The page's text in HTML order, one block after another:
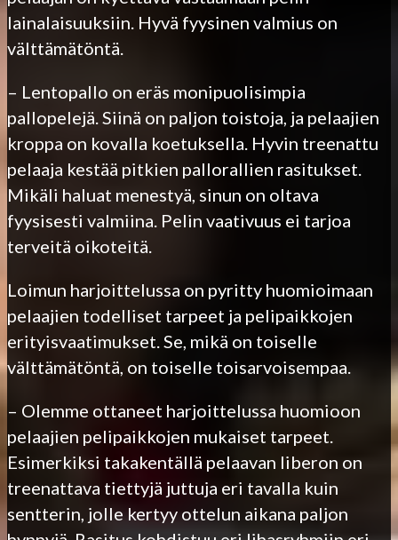
lainalaisuuksiin. Hyvä fyysinen valmius on
välttämätöntä.
– Lentopallo on eräs monipuolisimpia
pallopelejä. Siinä on paljon toistoja, ja pelaajien
kroppa on kovalla koetuksella. Hyvin treenattu
pelaaja kestää pitkien pallorallien rasitukset.
Mikäli haluat menestyä, sinun on oltava
fyysisesti valmiina. Pelin vaativuus ei tarjoa
terveitä oikoteitä.
Loimun harjoittelussa on pyritty huomioimaan
pelaajien todelliset tarpeet ja pelipaikkojen
erityisvaatimukset. Se, mikä on toiselle
välttämätöntä, on toiselle toisarvoisempaa.
– Olemme ottaneet harjoittelussa huomioon
pelaajien pelipaikkojen mukaiset tarpeet.
Esimerkiksi takakentällä pelaavan liberon on
treenattava tiettyjä juttuja eri tavalla kuin
sentterin, jolle kertyy ottelun aikana paljon